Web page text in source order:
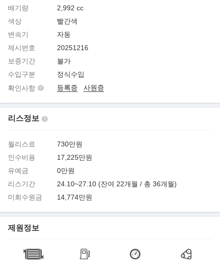
배기량
2,992 cc
색상
빨간색
변속기
자동
제시번호
20251216
보증기간
불가
수입구분
정식수입
확인사항
등록증 사원증
리스정보
월리스료
730만원
인수비용
17,225만원
유예금
0만원
리스기간
24.10~27.10 (잔여 22개월 / 총 36개월)
미회수원금
14,774만원
제원정보